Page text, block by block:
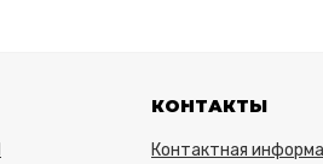
КОНТАКТЫ
Контактная